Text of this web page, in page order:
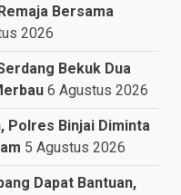
Bersama
2026
Bekuk Dua
6 Agustus 2026
Polres Binjai Diminta
5 Agustus 2026
Dapat Bantuan,